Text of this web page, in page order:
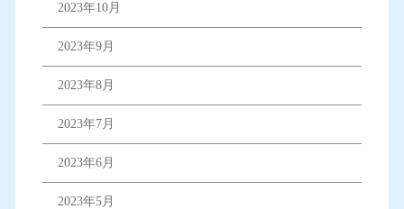
2023年10月
2023年9月
2023年8月
2023年7月
2023年6月
2023年5月